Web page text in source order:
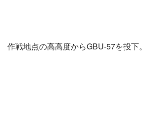
作戦地点の高高度からGBU-57を投下。